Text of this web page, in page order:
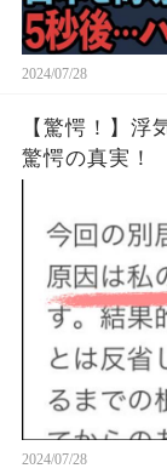
2024/07/28
【驚愕！】浮
驚愕の真実！
2024/07/28